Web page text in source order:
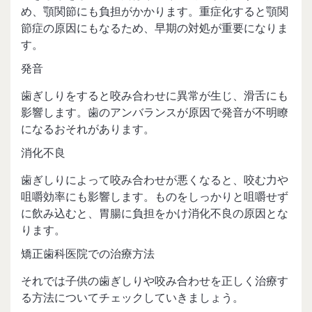
め、顎関節にも負担がかかります。重症化すると顎関
節症の原因にもなるため、早期の対処が重要になりま
す。
発音
歯ぎしりをすると咬み合わせに異常が生じ、滑舌にも
影響します。歯のアンバランスが原因で発音が不明瞭
になるおそれがあります。
消化不良
歯ぎしりによって咬み合わせが悪くなると、咬む力や
咀嚼効率にも影響します。ものをしっかりと咀嚼せず
に飲み込むと、胃腸に負担をかけ消化不良の原因とな
ります。
矯正歯科医院での治療方法
それでは子供の歯ぎしりや咬み合わせを正しく治療す
る方法についてチェックしていきましょう。